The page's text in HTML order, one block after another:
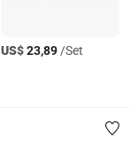
US$23,89/Set